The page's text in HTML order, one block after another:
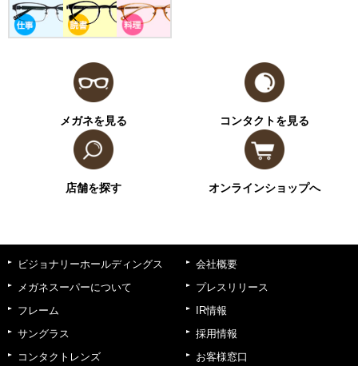
メガネを見る コンタクトを見る
店舗を探す オンラインショップへ
ビジョナリーホールディングス
メガネスーパーについて
フレーム
サングラス
コンタクトレンズ
会社概要
プレスリリース
IR情報
採用情報
お客様窓口